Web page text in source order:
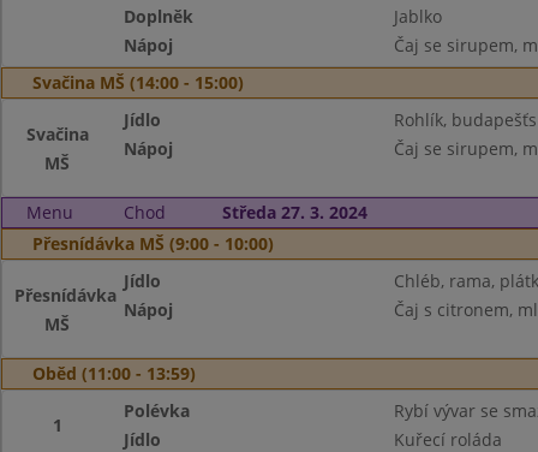
Doplněk
Jablko
Nápoj
Čaj se sirupem,
Svačina MŠ (14:00 - 15:00)
Svačina
MŠ
Jídlo
Rohlík,
Nápoj
Čaj se sirupem,
Menu Chod
Středa 27. 3. 2024
Přesnídávka MŠ (9:00 - 10:00)
Přesnídávka
MŠ
Jídlo
Chléb, rama,
Nápoj
Čaj s citronem,
Oběd (11:00 - 13:59)
1
Polévka
Rybí vývar se
Jídlo
Kuřecí roláda